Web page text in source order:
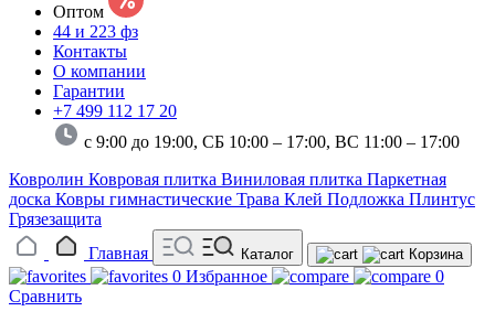
Оптом
44 и 223 фз
Контакты
О компании
Гарантии
+7 499 112 17 20
с 9:00 до 19:00, СБ 10:00 – 17:00, ВС 11:00 – 17:00
Ковролин Ковровая плитка Виниловая плитка Паркетная
доска Ковры гимнастические Трава Клей Подложка Плинтус
Грязезащита
Главная
Каталог Корзина
0 Избранное
0
Сравнить